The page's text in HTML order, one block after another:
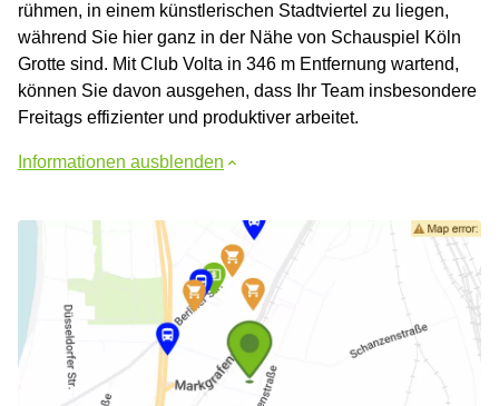
rühmen, in einem künstlerischen Stadtviertel zu liegen,
während Sie hier ganz in der Nähe von Schauspiel Köln
Grotte sind. Mit Club Volta in 346 m Entfernung wartend,
können Sie davon ausgehen, dass Ihr Team insbesondere
Freitags effizienter und produktiver arbeitet.
Informationen ausblenden